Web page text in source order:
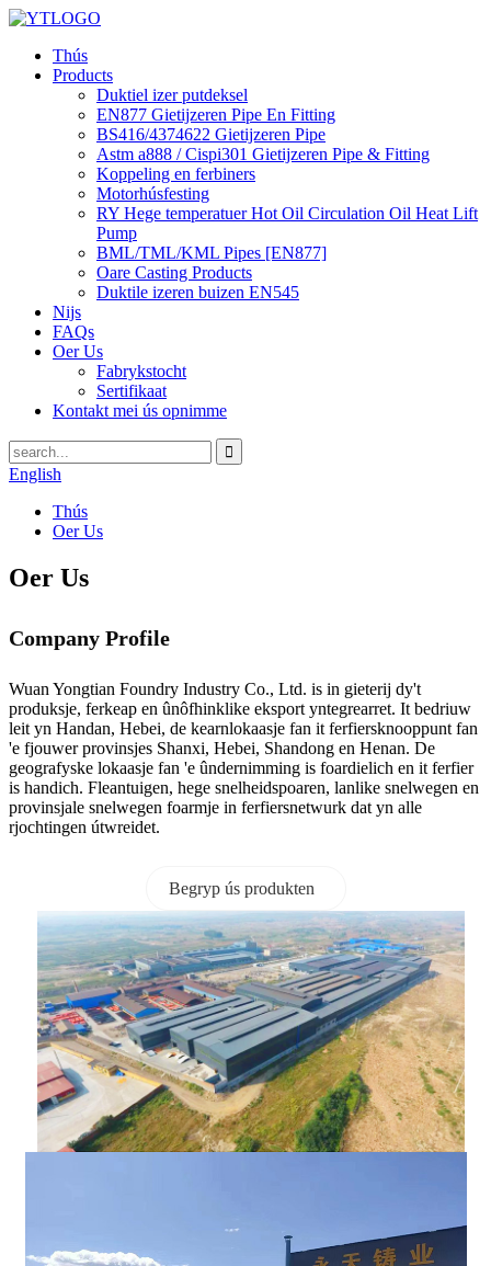
Thús
Products
Duktiel izer putdeksel
EN877 Gietijzeren Pipe En Fitting
BS416/4374622 Gietijzeren Pipe
Astm a888 / Cispi301 Gietijzeren Pipe & Fitting
Koppeling en ferbiners
Motorhúsfesting
RY Hege temperatuer Hot Oil Circulation Oil Heat Lift
Pump
BML/TML/KML Pipes [EN877]
Oare Casting Products
Duktile izeren buizen EN545
Nijs
FAQs
Oer Us
Fabrykstocht
Sertifikaat
Kontakt mei ús opnimme
English
Thús
Oer Us
Oer Us
Company Profile
Wuan Yongtian Foundry Industry Co., Ltd. is in gieterij dy't
produksje, ferkeap en ûnôfhinklike eksport yntegrearret. It bedriuw
leit yn Handan, Hebei, de kearnlokaasje fan it ferfiersknooppunt fan
'e fjouwer provinsjes Shanxi, Hebei, Shandong en Henan. De
geografyske lokaasje fan 'e ûndernimming is foardielich en it ferfier
is handich. Fleantuigen, hege snelheidspoaren, lanlike snelwegen en
provinsjale snelwegen foarmje in ferfiersnetwurk dat yn alle
rjochtingen útwreidet.
Begryp ús produkten